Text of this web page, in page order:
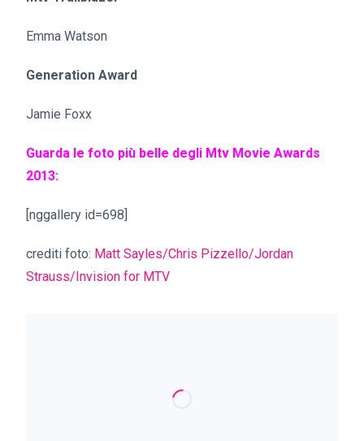
Emma Watson
Generation Award
Jamie Foxx
Guarda le foto più belle degli Mtv Movie Awards
2013:
[nggallery id=698]
crediti foto: Matt Sayles/Chris Pizzello/Jordan
Strauss/Invision for MTV